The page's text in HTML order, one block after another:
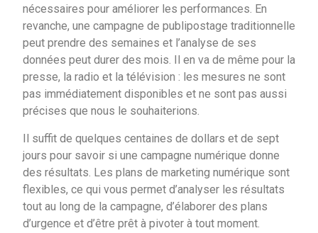
nécessaires pour améliorer les performances. En
revanche, une campagne de publipostage traditionnelle
peut prendre des semaines et l’analyse de ses
données peut durer des mois. Il en va de même pour la
presse, la radio et la télévision : les mesures ne sont
pas immédiatement disponibles et ne sont pas aussi
précises que nous le souhaiterions.
Il suffit de quelques centaines de dollars et de sept
jours pour savoir si une campagne numérique donne
des résultats. Les plans de marketing numérique sont
flexibles, ce qui vous permet d’analyser les résultats
tout au long de la campagne, d’élaborer des plans
d’urgence et d’être prêt à pivoter à tout moment.